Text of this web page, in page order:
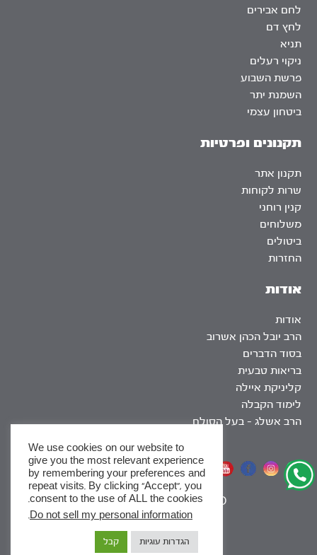
אודות
אודות
הרב יובל הכהן אשרוב
בסוד הדברים
בריאות טבעית
קליניקת איילה
לימוד הקבלה
הרב אשלג – בעל הסולם
לחם אבירים
לחץ דם
תניא
ניקוי רעלים
פרשת השבוע
השמנת יתר
ביטחון עצמי
תקנונים ופרטיות
תקנון אתר
שרות לקוחות
קנין רוחני
משלוחים
ביטולים
החזרות
אתר שומר שבת
SEO
|
We use cookies on our website to
give you the most relevant experience
by remembering your preferences and
repeat visits. By clicking “Accept”, you
consent to the use of ALL the cookies.
Do not sell my personal information
.
הגדרות עוגיות קבל
x